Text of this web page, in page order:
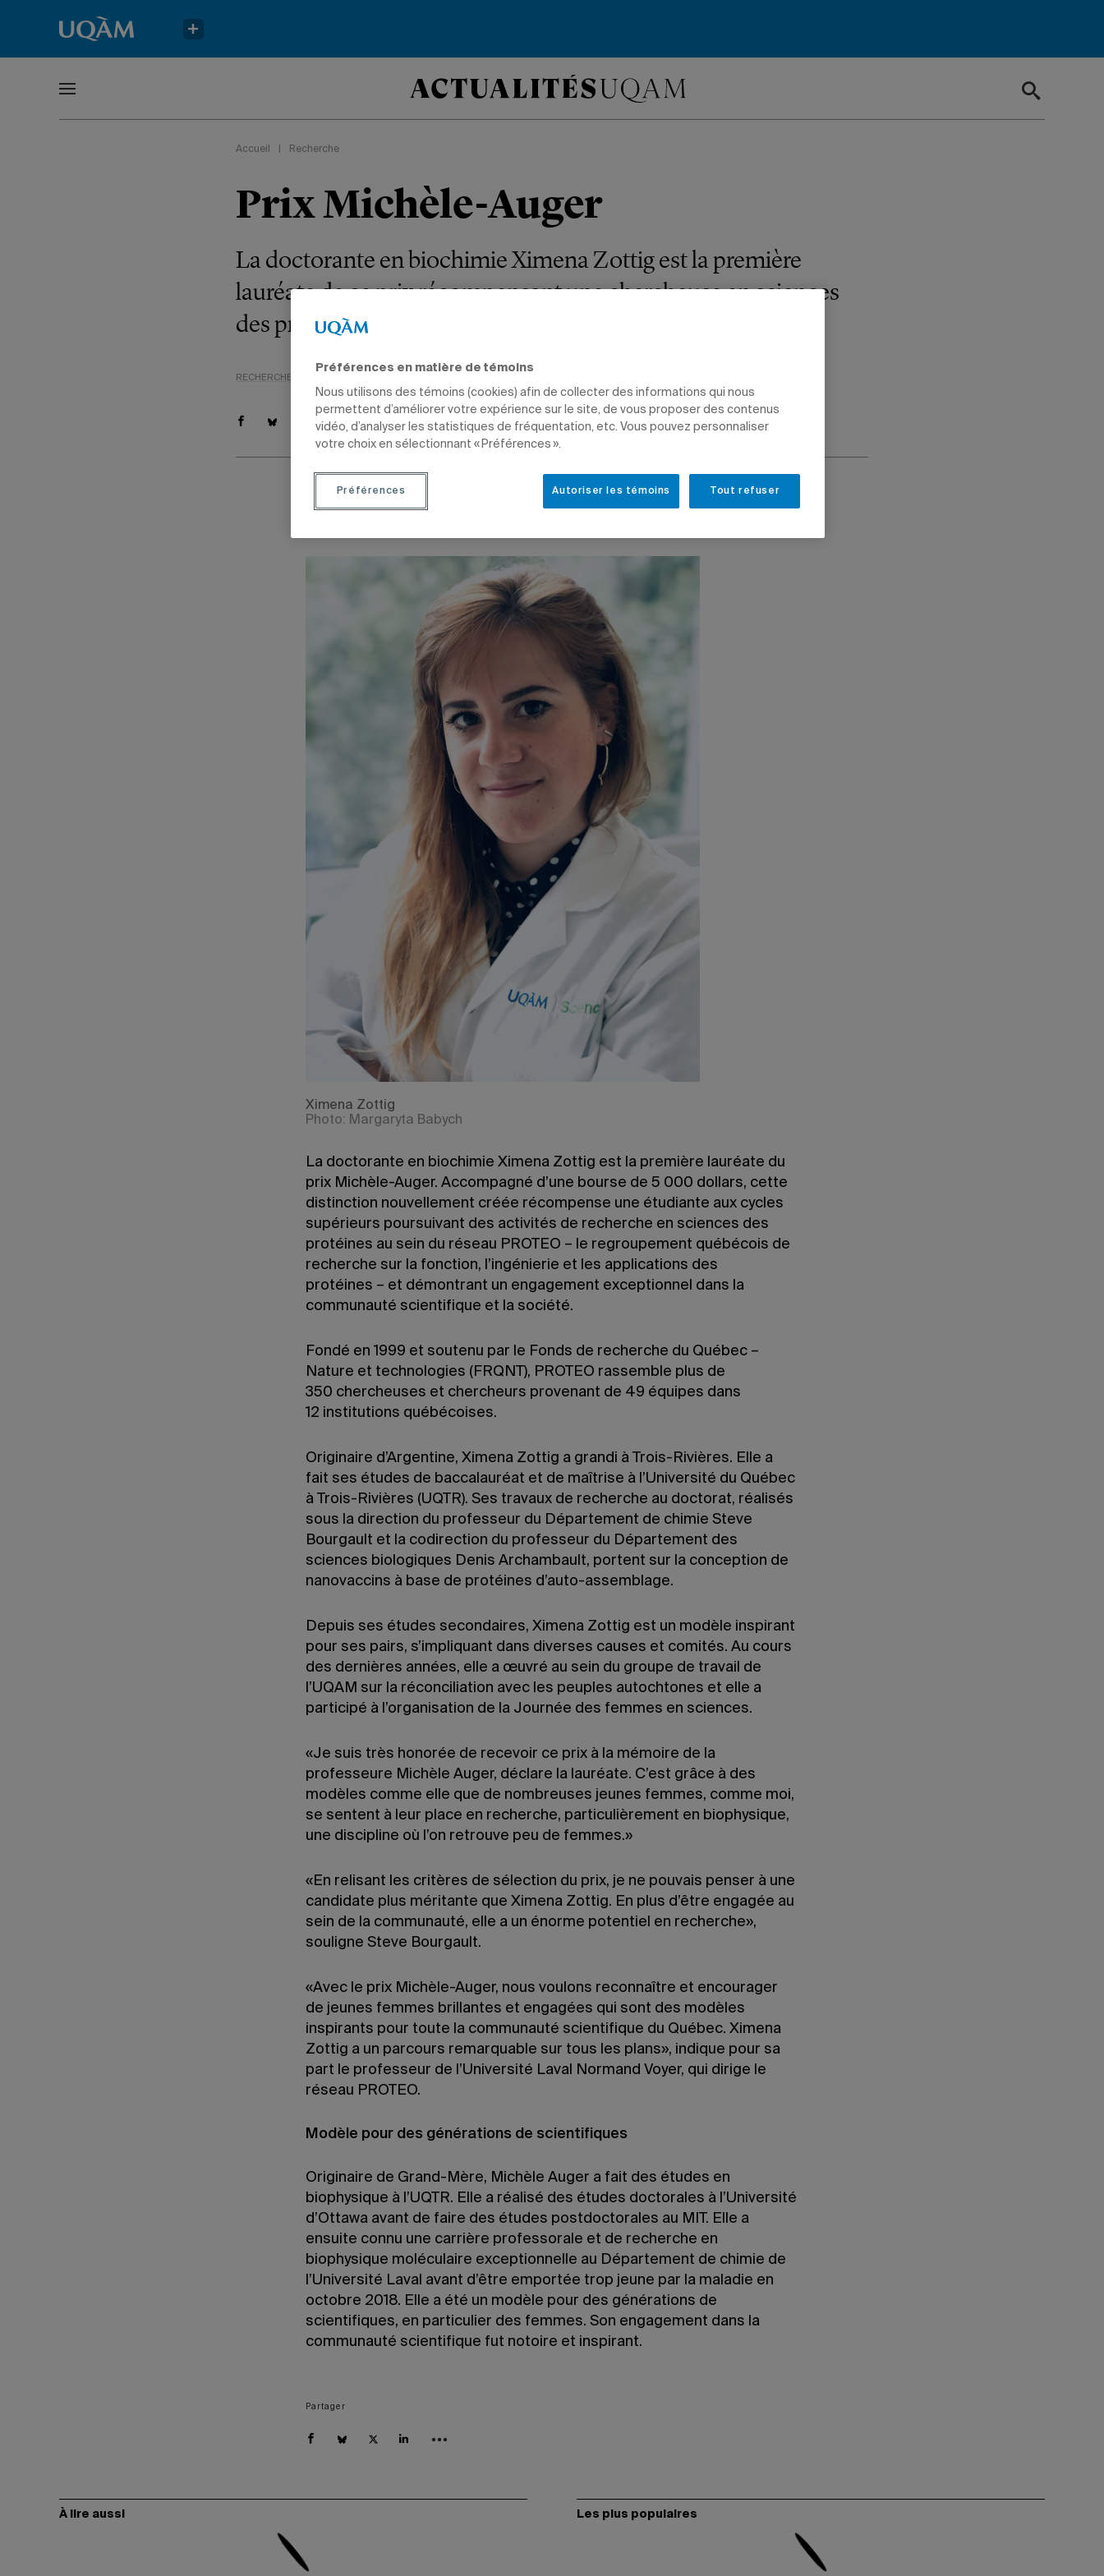
Accueil Recherche
Prix Michèle-Auger
La doctorante en biochimie Ximena Zottig est la première
lauréate de ce prix récompensant une chercheuse en sciences
des protéines.
RECHERCHE
7 juillet 2020 à 9 h 07
Ximena Zottig
Photo: Margaryta Babych
La doctorante en biochimie Ximena Zottig est la première lauréate du
prix Michèle-Auger. Accompagné d’une bourse de 5 000 dollars, cette
distinction nouvellement créée récompense une étudiante aux cycles
supérieurs poursuivant des activités de recherche en sciences des
protéines au sein du réseau PROTEO – le regroupement québécois de
recherche sur la fonction, l’ingénierie et les applications des
protéines – et démontrant un engagement exceptionnel dans la
communauté scientifique et la société.
Fondé en 1999 et soutenu par le Fonds de recherche du Québec –
Nature et technologies (FRQNT), PROTEO rassemble plus de
350 chercheuses et chercheurs provenant de 49 équipes dans
12 institutions québécoises.
Originaire d’Argentine, Ximena Zottig a grandi à Trois-Rivières. Elle a
fait ses études de baccalauréat et de maîtrise à l’Université du Québec
à Trois-Rivières (UQTR). Ses travaux de recherche au doctorat, réalisés
sous la direction du professeur du Département de chimie Steve
Bourgault et la codirection du professeur du Département des
sciences biologiques Denis Archambault, portent sur la conception de
nanovaccins à base de protéines d’auto-assemblage.
Depuis ses études secondaires, Ximena Zottig est un modèle inspirant
pour ses pairs, s’impliquant dans diverses causes et comités. Au cours
des dernières années, elle a œuvré au sein du groupe de travail de
l’UQAM sur la réconciliation avec les peuples autochtones et elle a
participé à l’organisation de la Journée des femmes en sciences.
«Je suis très honorée de recevoir ce prix à la mémoire de la
professeure Michèle Auger, déclare la lauréate. C’est grâce à des
modèles comme elle que de nombreuses jeunes femmes, comme moi,
se sentent à leur place en recherche, particulièrement en biophysique,
une discipline où l’on retrouve peu de femmes.»
«En relisant les critères de sélection du prix, je ne pouvais penser à une
candidate plus méritante que Ximena Zottig. En plus d’être engagée au
sein de la communauté, elle a un énorme potentiel en recherche»,
souligne Steve Bourgault.
«Avec le prix Michèle-Auger, nous voulons reconnaître et encourager
de jeunes femmes brillantes et engagées qui sont des modèles
inspirants pour toute la communauté scientifique du Québec. Ximena
Zottig a un parcours remarquable sur tous les plans», indique pour sa
part le professeur de l’Université Laval Normand Voyer, qui dirige le
réseau PROTEO.
Modèle pour des générations de scientifiques
Originaire de Grand-Mère, Michèle Auger a fait des études en
biophysique à l’UQTR. Elle a réalisé des études doctorales à l’Université
d’Ottawa avant de faire des études postdoctorales au MIT. Elle a
ensuite connu une carrière professorale et de recherche en
biophysique moléculaire exceptionnelle au Département de chimie de
l’Université Laval avant d’être emportée trop jeune par la maladie en
octobre 2018. Elle a été un modèle pour des générations de
scientifiques, en particulier des femmes. Son engagement dans la
communauté scientifique fut notoire et inspirant.
Partager
À lire aussi Les plus populaires
Préférences en matière de témoins
Nous utilisons des témoins (cookies) afin de collecter des informations qui nous
permettent d’améliorer votre expérience sur le site, de vous proposer des contenus
vidéo, d’analyser les statistiques de fréquentation, etc. Vous pouvez personnaliser
votre choix en sélectionnant « Préférences ».
Tout refuser
Autoriser les témoins
Préférences